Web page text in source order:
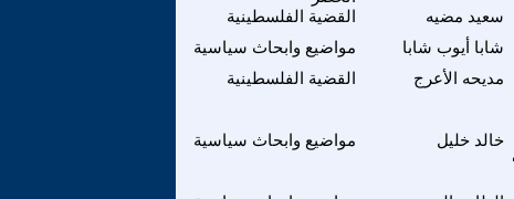
القضية الفلسطينية سعيد مضيه
مواضيع وابحاث سياسية
شابا أيوب شابا
القضية الفلسطينية
مديحه الأعرج
مواضيع وابحاث سياسية خالد خليل